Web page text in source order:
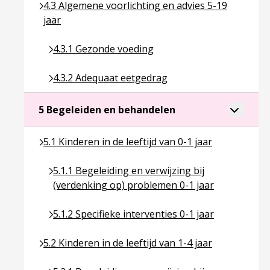
4.3 Algemene voorlichting en advies 5-19
jaar
Ga naar pagina over 4.3 Algemene voorlichting en
4.3.1 Gezonde voeding
Ga naar pagina over 4.3.1 Gezonde voeding
4.3.2 Adequaat eetgedrag
Ga naar pagina over 4.3.2 Adequaat eetgedrag
5 Begeleiden en behandelen Ga naar pagina
Toggle
5.1 Kinderen in de leeftijd van 0-1 jaar
Ga naar pagina over 5.1 Kinderen in de leeftijd van
5.1.1 Begeleiding en verwijzing bij
(verdenking op) problemen 0-1 jaar
Ga naar pagina over 5.1.1 Begeleiding en
5.1.2 Specifieke interventies 0-1 jaar
Ga naar pagina over 5.1.2 Specifieke interventies
5.2 Kinderen in de leeftijd van 1-4 jaar
Ga naar pagina over 5.2 Kinderen in de leeftijd van